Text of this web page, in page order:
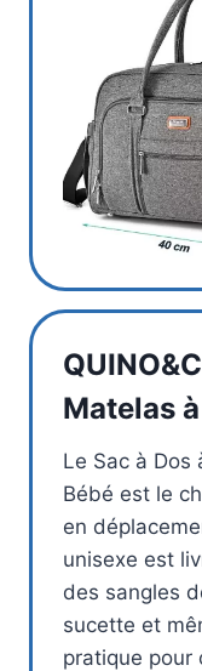
Matelas
Le Sac à Dos
Bébé est le
en
unisexe est
des sangles
sucette et
pratique pour